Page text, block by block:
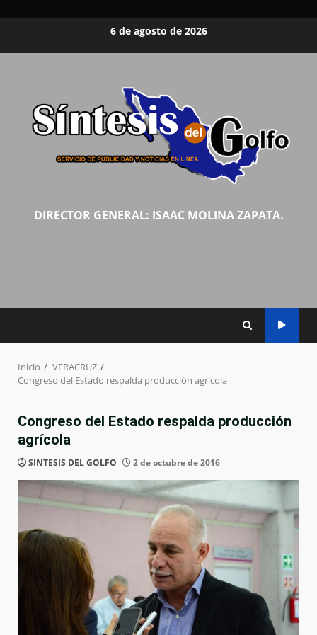
6 de agosto de 2026
DIRECTOR GENERAL: ISAAC MOLINA ZAPATA.
Inicio
VERACRUZ
Congreso del Estado respalda producción agrícola
Congreso del Estado respalda producción
agrícola
SINTESIS DEL GOLFO 2 de octubre de 2016